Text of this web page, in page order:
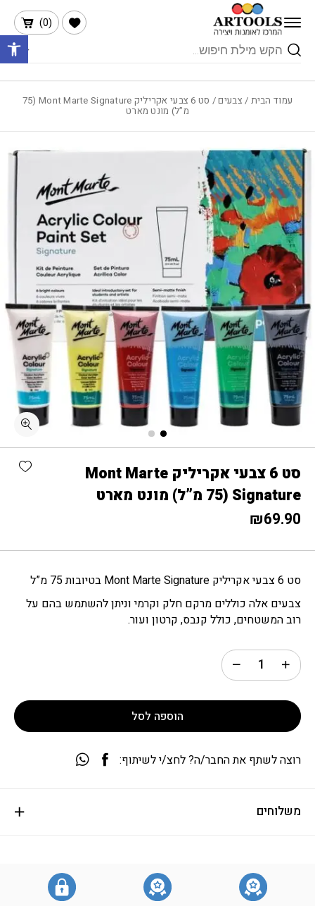
Skip to Content
Products
search
(
0
)
הרשימה שלי
עמוד הבית / צבעים / סט 6 צבעי אקריליק Mont Marte Signature (75
מ”ל) מונט מארט
סט 6 צבעי אקריליק Mont Marte
Signature (75 מ”ל) מונט מארט
₪69.90
סט 6 צבעי אקריליק Mont Marte Signature בטיובות 75 מ”ל
צבעים אלה כוללים מרקם חלק וקרמי וניתן להשתמש בהם על
רוב המשטחים, כולל קנבס, קרטון ועור.
הוספה לסל
משלוחים
רוצה לשתף את החבר/ה? לחצ/י לשיתוף:
בחזרה למעלה